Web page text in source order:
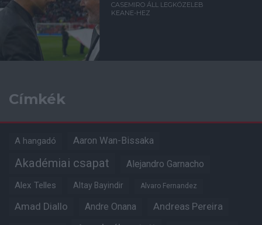
CASEMIRO ÁLL LEGKÖZELEB
KEANE-HEZ
Címkék
A hangadó Aaron Wan-Bissaka
Akadémiai csapat Alejandro Garnacho
Alex Telles Altay Bayindir Alvaro Fernandez
Amad Diallo Andre Onana Andreas Pereira